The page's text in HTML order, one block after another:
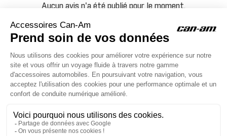
Aucun avis n'a été publié pour le moment.
ACCESSOIRES CAN-AM
Le site d'accessoires Can-Am vous propose des accessoires d'origine
pour équiper votre véhicule 3 roues (On Road) ou votre véhicule tout